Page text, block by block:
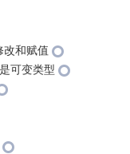
改和赋值
可变类型